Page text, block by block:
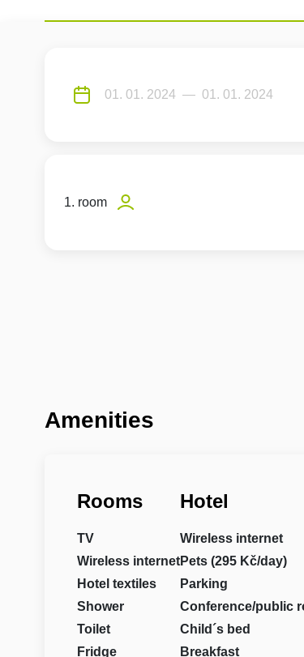
1. room
Amenities
Rooms
TV
Wireless internet
Hotel textiles
Shower
Toilet
Fridge
Hotel
Wireless internet
Pets (295 Kč/day)
Parking
Conference/public
Child´s bed
Breakfast